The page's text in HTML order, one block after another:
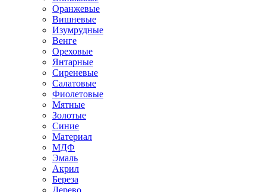
Оранжевые
Вишневые
Изумрудные
Венге
Ореховые
Янтарные
Сиреневые
Салатовые
Фиолетовые
Мятные
Золотые
Синие
Материал
МДФ
Эмаль
Акрил
Береза
Дерево